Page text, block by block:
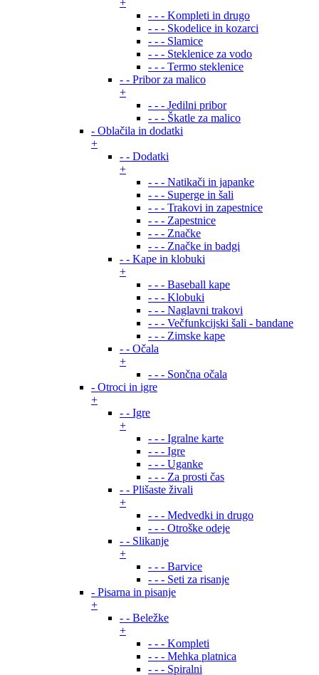
+
- - - Kompleti in drugo
- - - Skodelice in kozarci
- - - Slamice
- - - Steklenice za vodo
- - - Termo steklenice
- - Pribor za malico
+
- - - Jedilni pribor
- - - Škatle za malico
- Oblačila in dodatki
+
- - Dodatki
+
- - - Natikači in japanke
- - - Superge in šali
- - - Trakovi in zapestnice
- - - Zapestnice
- - - Značke
- - - Značke in badgi
- - Kape in klobuki
+
- - - Baseball kape
- - - Klobuki
- - - Naglavni trakovi
- - - Večfunkcijski šali - bandane
- - - Zimske kape
- - Očala
+
- - - Sončna očala
- Otroci in igre
+
- - Igre
+
- - - Igralne karte
- - - Igre
- - - Uganke
- - - Za prosti čas
- - Plišaste živali
+
- - - Medvedki in drugo
- - - Otroške odeje
- - Slikanje
+
- - - Barvice
- - - Seti za risanje
- Pisarna in pisanje
+
- - Beležke
+
- - - Kompleti
- - - Mehka platnica
- - - Spiralni